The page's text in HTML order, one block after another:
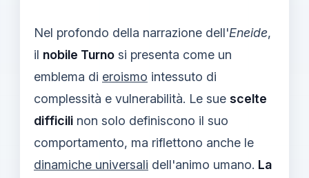
Nel profondo della narrazione dell'Eneide,
il nobile Turno si presenta come un
emblema di eroismo intessuto di
complessità e vulnerabilità. Le sue scelte
difficili non solo definiscono il suo
comportamento, ma riflettono anche le
dinamiche universali dell'animo umano. La